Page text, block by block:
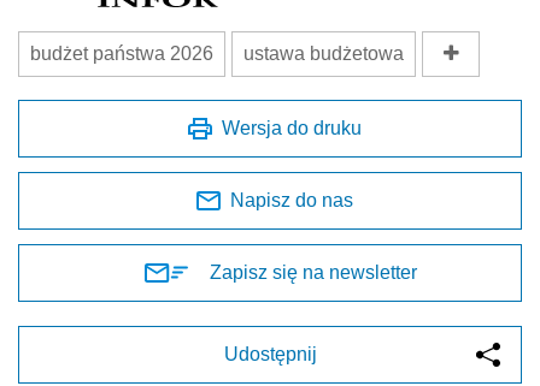
budżet państwa 2026 ustawa budżetowa
Wersja do druku
Napisz do nas
Zapisz się na newsletter
Udostępnij